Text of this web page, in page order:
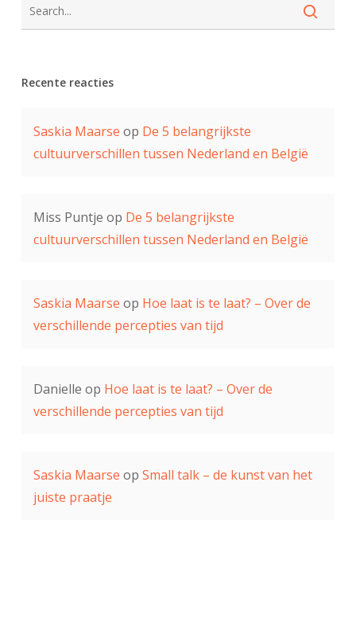
Recente reacties
Saskia Maarse op De 5 belangrijkste
cultuurverschillen tussen Nederland en België
Miss Puntje op De 5 belangrijkste
cultuurverschillen tussen Nederland en België
Saskia Maarse op Hoe laat is te laat? – Over de
verschillende percepties van tijd
Danielle op Hoe laat is te laat? – Over de
verschillende percepties van tijd
Saskia Maarse op Small talk – de kunst van het
juiste praatje